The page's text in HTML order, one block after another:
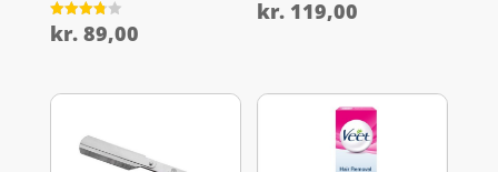
Vurderet
3.8
kr.89,00
kr. 119,00